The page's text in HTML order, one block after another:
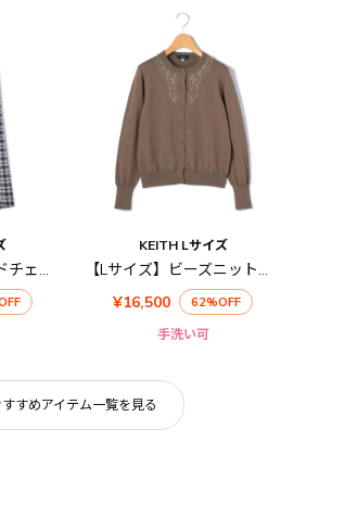
【Lサイズ】ツィードチェックパンツ
KEITH Lサイズ
【Lサイズ】ビーズニットカーディガン
¥16,500
62%OFF
手洗い可
すすめアイテム一覧を見る